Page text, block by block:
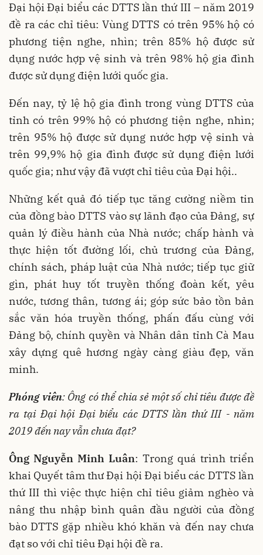
Đại hội Đại biểu các DTTS lần thứ III – năm 2019
đề ra các chỉ tiêu: Vùng DTTS có trên 95% hộ có
phương tiện nghe, nhìn; trên 85% hộ được sử
dụng nước hợp vệ sinh và trên 98% hộ gia đình
được sử dụng điện lưới quốc gia.
Đến nay, tỷ lệ hộ gia đình trong vùng DTTS của
tỉnh có trên 99% hộ có phương tiện nghe, nhìn;
trên 95% hộ được sử dụng nước hợp vệ sinh và
trên 99,9% hộ gia đình được sử dụng điện lưới
quốc gia; như vậy đã vượt chỉ tiêu của Đại hội..
Những kết quả đó tiếp tục tăng cường niềm tin
của đồng bào DTTS vào sự lãnh đạo của Đảng, sự
quản lý điều hành của Nhà nước; chấp hành và
thực hiện tốt đường lối, chủ trương của Đảng,
chính sách, pháp luật của Nhà nước; tiếp tục giữ
gìn, phát huy tốt truyền thống đoàn kết, yêu
nước, tương thân, tương ái; góp sức bảo tồn bản
sắc văn hóa truyền thống, phấn đấu cùng với
Đảng bộ, chính quyền và Nhân dân tỉnh Cà Mau
xây dựng quê hương ngày càng giàu đẹp, văn
minh.
Phóng viên: Ông có thể chia sẻ một số chỉ tiêu được đề
ra tại Đại hội Đại biểu các DTTS lần thứ III - năm
2019 đến nay vẫn chưa đạt?
Ông Nguyễn Minh Luân: Trong quá trình triển
khai Quyết tâm thư Đại hội Đại biểu các DTTS lần
thứ III thì việc thực hiện chỉ tiêu giảm nghèo và
nâng thu nhập bình quân đầu người của đồng
bào DTTS gặp nhiều khó khăn và đến nay chưa
đạt so với chỉ tiêu Đại hội đề ra.